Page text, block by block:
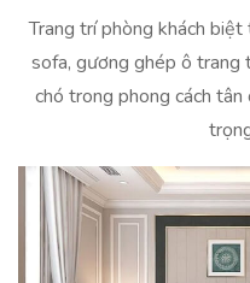
Trang trí phòng khách
sofa, gương ghép ô
chó trong phong cách